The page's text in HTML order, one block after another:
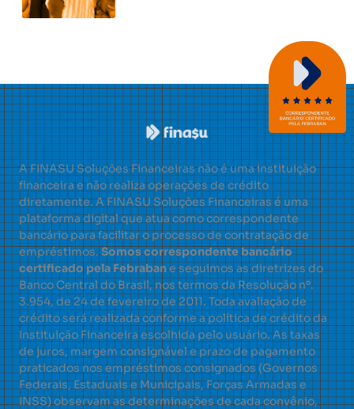
A FINASU Soluções Financeiras não é uma instituição
financeira e não realiza operações de crédito
diretamente. A FINASU Soluções Financeiras é uma
plataforma digital que atua como correspondente
bancário para facilitar o processo de contratação de
empréstimos.Somos correspondente bancário
certificado pela Febrabane seguimos as diretrizes do
Banco Central do Brasil, nos termos da Resolução nº.
3.954, de 24 de fevereiro de 2011. Toda avaliação de
crédito será realizada conforme a política de crédito da
Instituição Financeira escolhida pelo usuário. As taxas
de juros, margem consignável e prazo de pagamento
praticados nos empréstimos consignados (Governos
Federais, Estaduais e Municipais, Forças Armadas e
INSS) observam as determinações de cada convênio,